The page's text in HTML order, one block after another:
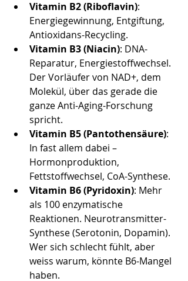
Vitamin B2 (Riboflavin):
Energiegewinnung, Entgiftung,
Antioxidans-Recycling.
Vitamin B3 (Niacin): DNA-
Reparatur, Energiestoffwechsel.
Der Vorläufer von NAD+, dem
Molekül, über das gerade die
ganze Anti-Aging-Forschung
spricht.
Vitamin B5 (Pantothensäure):
In fast allem dabei –
Hormonproduktion,
Fettstoffwechsel, CoA-Synthese.
Vitamin B6 (Pyridoxin): Mehr
als 100 enzymatische
Reaktionen. Neurotransmitter-
Synthese (Serotonin, Dopamin).
Wer sich schlecht fühlt, aber
weiss warum, könnte B6-Mangel
haben.